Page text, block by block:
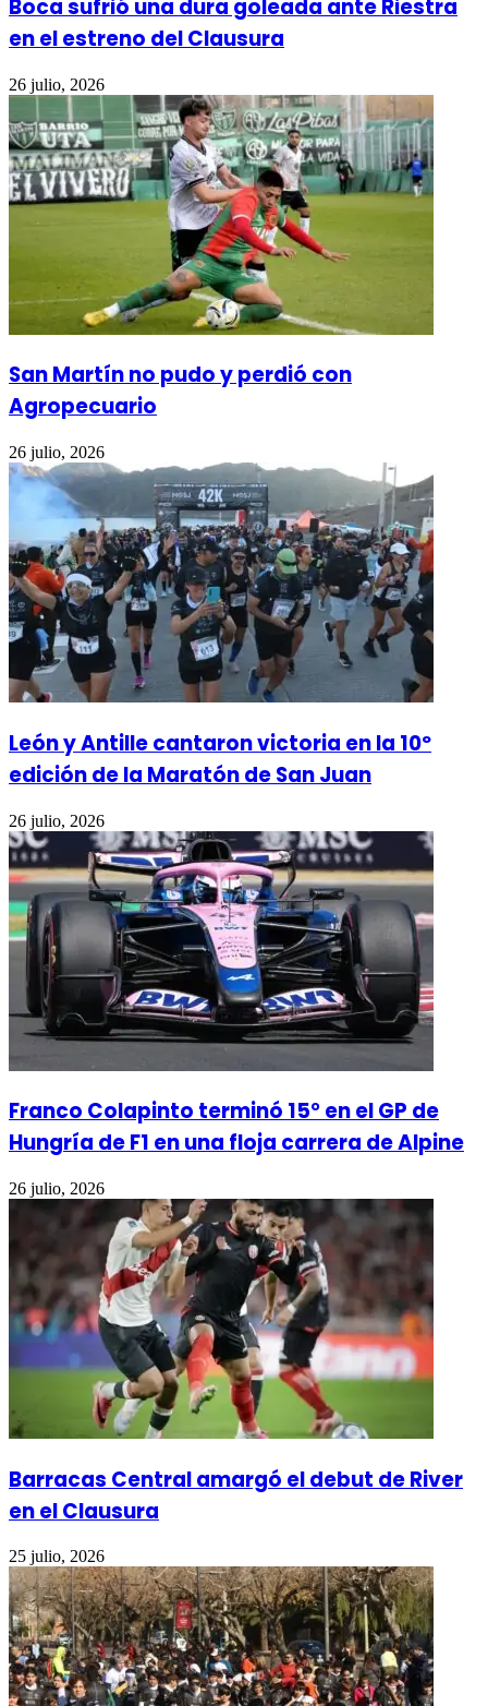
Boca sufrió una dura goleada ante Riestra
en el estreno del Clausura
26 julio, 2026
San Martín no pudo y perdió con
Agropecuario
26 julio, 2026
León y Antille cantaron victoria en la 10º
edición de la Maratón de San Juan
26 julio, 2026
Franco Colapinto terminó 15° en el GP de
Hungría de F1 en una floja carrera de Alpine
26 julio, 2026
Barracas Central amargó el debut de River
en el Clausura
25 julio, 2026